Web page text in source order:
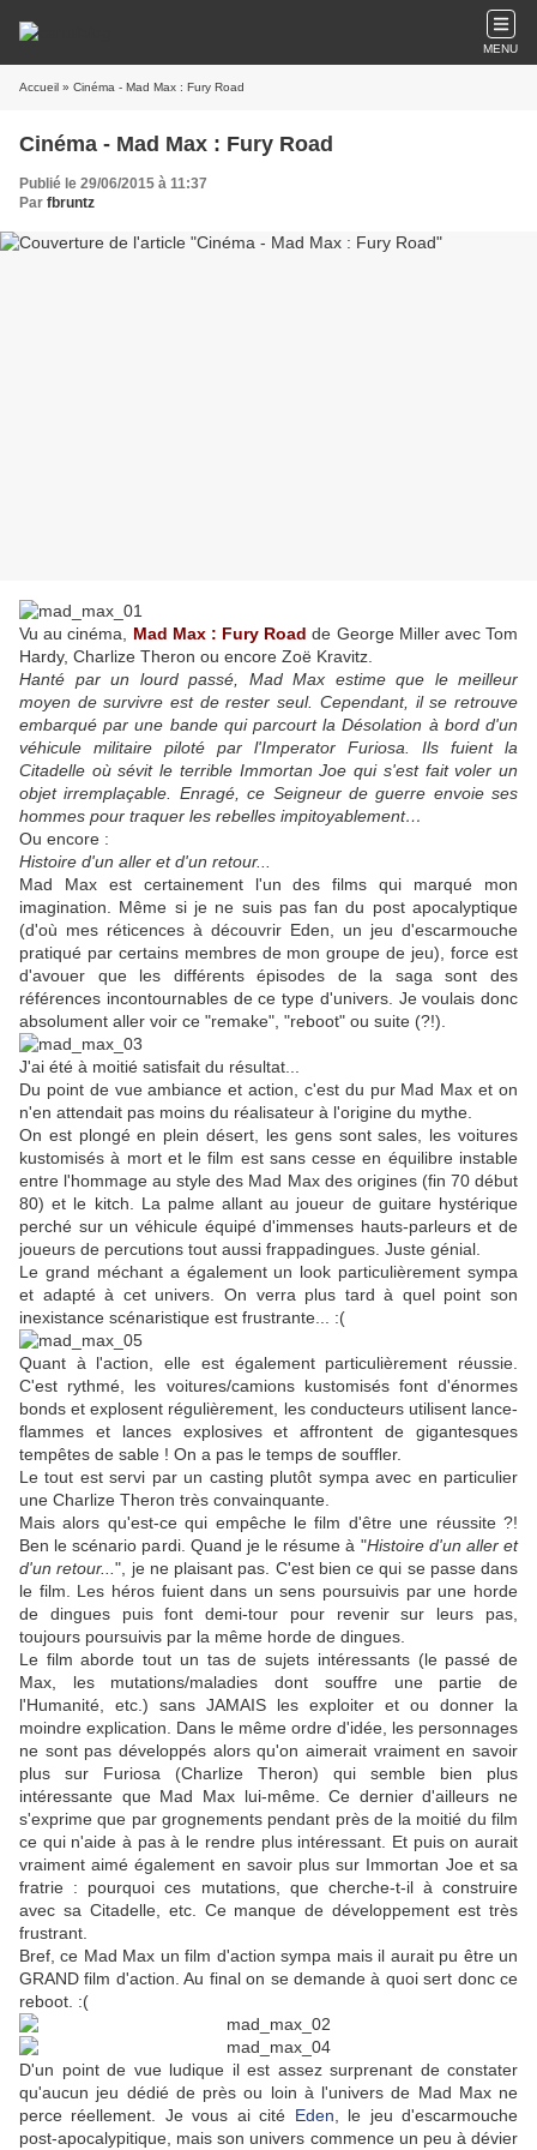
MENU
Accueil » Cinéma - Mad Max : Fury Road
Cinéma - Mad Max : Fury Road
Publié le 29/06/2015 à 11:37
Par fbruntz
Vu au cinéma, Mad Max : Fury Road de George Miller avec Tom
Hardy, Charlize Theron ou encore Zoë Kravitz.
Hanté par un lourd passé, Mad Max estime que le meilleur
moyen de survivre est de rester seul. Cependant, il se retrouve
embarqué par une bande qui parcourt la Désolation à bord d'un
véhicule militaire piloté par l'Imperator Furiosa. Ils fuient la
Citadelle où sévit le terrible Immortan Joe qui s'est fait voler un
objet irremplaçable. Enragé, ce Seigneur de guerre envoie ses
hommes pour traquer les rebelles impitoyablement…
Ou encore :
Histoire d'un aller et d'un retour...
Mad Max est certainement l'un des films qui marqué mon
imagination. Même si je ne suis pas fan du post apocalyptique
(d'où mes réticences à découvrir Eden, un jeu d'escarmouche
pratiqué par certains membres de mon groupe de jeu), force est
d'avouer que les différents épisodes de la saga sont des
références incontournables de ce type d'univers. Je voulais donc
absolument aller voir ce "remake", "reboot" ou suite (?!).
J'ai été à moitié satisfait du résultat...
Du point de vue ambiance et action, c'est du pur Mad Max et on
n'en attendait pas moins du réalisateur à l'origine du mythe.
On est plongé en plein désert, les gens sont sales, les voitures
kustomisés à mort et le film est sans cesse en équilibre instable
entre l'hommage au style des Mad Max des origines (fin 70 début
80) et le kitch. La palme allant au joueur de guitare hystérique
perché sur un véhicule équipé d'immenses hauts-parleurs et de
joueurs de percutions tout aussi frappadingues. Juste génial.
Le grand méchant a également un look particulièrement sympa
et adapté à cet univers. On verra plus tard à quel point son
inexistance scénaristique est frustrante... :(
Quant à l'action, elle est également particulièrement réussie.
C'est rythmé, les voitures/camions kustomisés font d'énormes
bonds et explosent régulièrement, les conducteurs utilisent lance-
flammes et lances explosives et affrontent de gigantesques
tempêtes de sable ! On a pas le temps de souffler.
Le tout est servi par un casting plutôt sympa avec en particulier
une Charlize Theron très convainquante.
Mais alors qu'est-ce qui empêche le film d'être une réussite ?!
Ben le scénario pardi. Quand je le résume à "Histoire d'un aller et
d'un retour...", je ne plaisant pas. C'est bien ce qui se passe dans
le film. Les héros fuient dans un sens poursuivis par une horde
de dingues puis font demi-tour pour revenir sur leurs pas,
toujours poursuivis par la même horde de dingues.
Le film aborde tout un tas de sujets intéressants (le passé de
Max, les mutations/maladies dont souffre une partie de
l'Humanité, etc.) sans JAMAIS les exploiter et ou donner la
moindre explication. Dans le même ordre d'idée, les personnages
ne sont pas développés alors qu'on aimerait vraiment en savoir
plus sur Furiosa (Charlize Theron) qui semble bien plus
intéressante que Mad Max lui-même. Ce dernier d'ailleurs ne
s'exprime que par grognements pendant près de la moitié du film
ce qui n'aide à pas à le rendre plus intéressant. Et puis on aurait
vraiment aimé également en savoir plus sur Immortan Joe et sa
fratrie : pourquoi ces mutations, que cherche-t-il à construire
avec sa Citadelle, etc. Ce manque de développement est très
frustrant.
Bref, ce Mad Max un film d'action sympa mais il aurait pu être un
GRAND film d'action. Au final on se demande à quoi sert donc ce
reboot. :(
D'un point de vue ludique il est assez surprenant de constater
qu'aucun jeu dédié de près ou loin à l'univers de Mad Max ne
perce réellement. Je vous ai cité Eden , le jeu d'escarmouche
post-apocalypitique, mais son univers commence un peu à dévier